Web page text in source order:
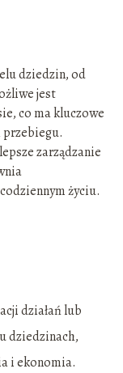
dziedzin, od
jest
co ma kluczowe
przebiegu.
zarządzanie
życiu.
działań lub
dziedzinach,
i ekonomia.